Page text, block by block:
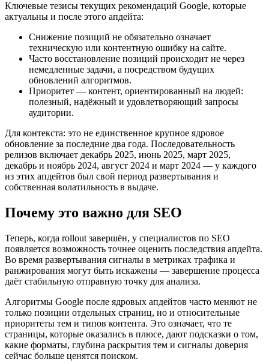
Ключевые тезисы текущих рекомендаций Google, которые
актуальны и после этого апдейта:
Снижение позиций не обязательно означает
техническую или контентную ошибку на сайте.
Часто восстановление позиций происходит не через
немедленные задачи, а посредством будущих
обновлений алгоритмов.
Приоритет — контент, ориентированный на людей:
полезный, надёжный и удовлетворяющий запросы
аудитории.
Для контекста: это не единственное крупное ядровое
обновление за последние два года. Последовательность
релизов включает декабрь 2025, июнь 2025, март 2025,
декабрь и ноябрь 2024, август 2024 и март 2024 — у каждого
из этих апдейтов был свой период развертывания и
собственная волатильность в выдаче.
Почему это важно для SEO
Теперь, когда rollout завершён, у специалистов по SEO
появляется возможность точнее оценить последствия апдейта.
Во время развертывания сигналы в метриках трафика и
ранжирования могут быть искажены — завершение процесса
даёт стабильную отправную точку для анализа.
Алгоритмы Google после ядровых апдейтов часто меняют не
только позиции отдельных страниц, но и относительные
приоритеты тем и типов контента. Это означает, что те
страницы, которые оказались в плюсе, дают подсказки о том,
какие форматы, глубина раскрытия тем и сигналы доверия
сейчас больше ценятся поиском.